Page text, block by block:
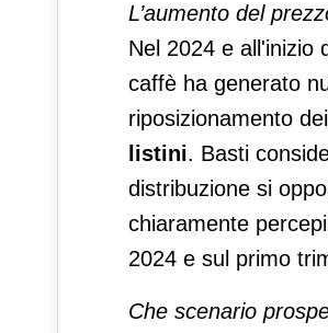
L’aumento del
Nel 2024 e all'inizio
caffè ha generato
riposizionamento
listini. Basti
distribuzione si
chiaramente
2024 e sul primo
Che scenario